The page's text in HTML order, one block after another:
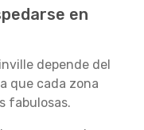
en
depende del
que cada zona
fabulosas.